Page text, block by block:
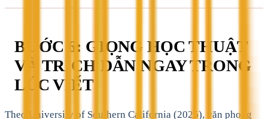
BƯỚC 6: GIỌNG HỌC THUẬT
VÀ TRÍCH DẪN NGAY TRONG
LÚC VIẾT
Theo University of Southern California (2026), văn phong